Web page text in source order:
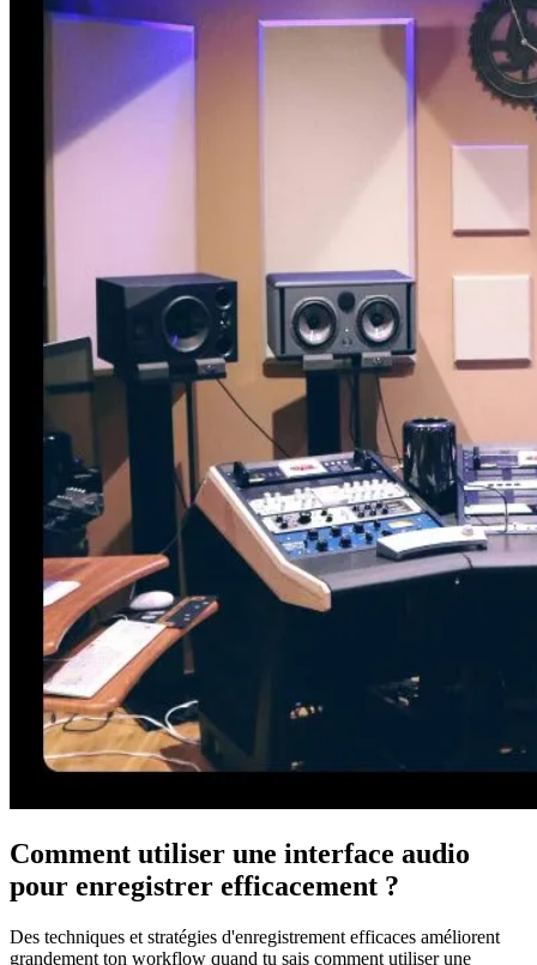
Comment utiliser une interface audio
pour enregistrer efficacement ?
Des techniques et stratégies d'enregistrement efficaces améliorent
grandement ton workflow quand tu sais comment utiliser une